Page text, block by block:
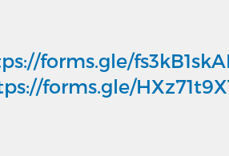
forms.gle/
forms.gle/